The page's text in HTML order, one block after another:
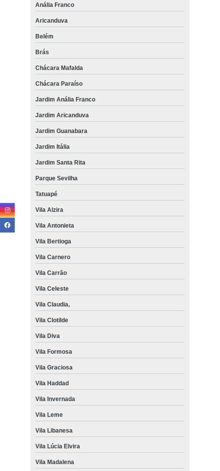
Anália Franco
Aricanduva
Belém
Brás
Chácara Mafalda
Chácara Paraíso
Jardim Anália Franco
Jardim Aricanduva
Jardim Guanabara
Jardim Itália
Jardim Santa Rita
Parque Sevilha
Tatuapé
Vila Alzira
Vila Antonieta
Vila Bertioga
Vila Carnero
Vila Carrão
Vila Celeste
Vila Claudia,
Vila Clotilde
Vila Diva
Vila Formosa
Vila Graciosa
Vila Haddad
Vila Invernada
Vila Leme
Vila Libanesa
Vila Lúcia Elvira
Vila Madalena